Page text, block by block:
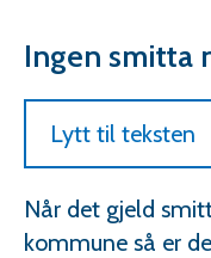
Ingen smitta
Lytt til teksten
Når det gjeld
kommune så er